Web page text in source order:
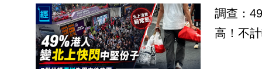
調查：
高！不